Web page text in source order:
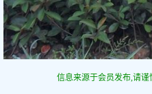
信息来源于会员发布,请